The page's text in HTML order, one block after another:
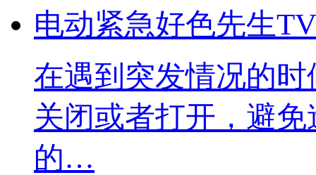
电动紧急好色先生
在遇到突发情况的时
关闭或者打开，避
的…